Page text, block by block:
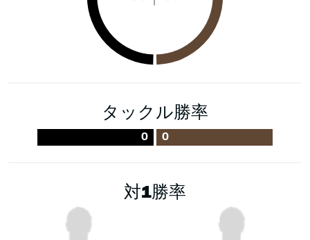
タックル勝率
0 0
対1勝率